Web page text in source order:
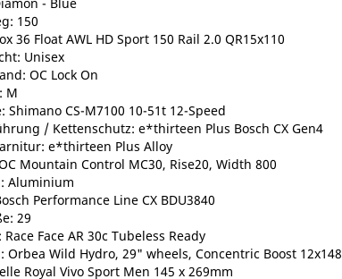
150
36 Float AWL HD Sport 150 Rail 2.0 QR15x110
Unisex
OC Lock On
M
Shimano CS-M7100 10-51t 12-Speed
/ Kettenschutz: e*thirteen Plus Bosch CX Gen4
e*thirteen Plus Alloy
Mountain Control MC30, Rise20, Width 800
Aluminium
Performance Line CX BDU3840
29
Race Face AR 30c Tubeless Ready
Orbea Wild Hydro, 29" wheels, Concentric Boost 12x148
Royal Vivo Sport Men 145 x 269mm